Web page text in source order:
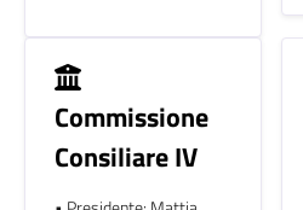
Commissione
Consiliare IV